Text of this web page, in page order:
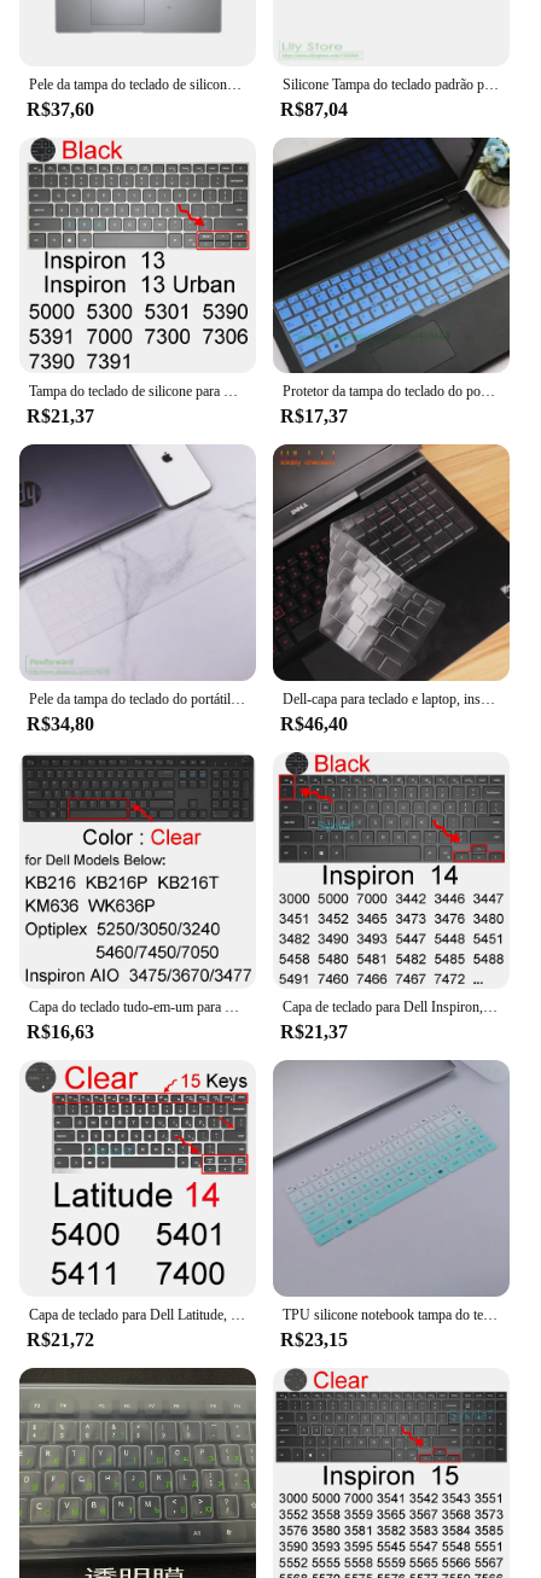
R$37,60
Silicone Tampa do teclado padrão para PC Desktop, 104-Key, USB com fio, Capa mecânica, Dell SK 8115 3205 8135 L100
R$87,04
Tampa do teclado de silicone para Dell Inspiron, AMD, capa de pele, AMD, 13, 5368, 5370, 5378, 5379, 7368, 7370, 7372, 7373, 7375, 7378, 7380, 7386
R$21,37
Protetor da tampa do teclado do portátil do silicone, precisão de Dell, 3530, 5530, 7530, 7540, 7730, 3510, E3510, E3530, E5530, E7530, E7730, 15,6"
R$17,37
Pele da tampa do teclado do portátil do silicone, Dell Inspiron 14 7420 7425 7435 7430 7415 7420 7415 5430 5410 5415 5418 5420 5425
R$34,80
Dell-capa para teclado e laptop, inspiron 15, 3567, 7567, 7577, 7559, 3000, 5000 e 17.3
R$46,40
Capa do teclado tudo-em-um para dell kb216 km636 kb216p optiplex 7050 7450 inspiron axio 3475 3670 3477
R$16,63
Capa de teclado para Dell Inspiron, Silicone Protector, Skin Case, 14, 3000, 3442, 3446, 3447, 3451, 3452, 3465, 3473, 3476, 3480, 3482, 3490, 3493
R$21,37
Capa de teclado para Dell Latitude, Silicone Skin Case, 2 em 1, Dell Latitude 14, 7400, 7404, 7410, 7414, 7420, 7424, 7430, 7480, 7490, 9420, 9410
R$21,72
TPU silicone notebook tampa do teclado do portátil, protetor de pele, apto para Dell G16 7620 2022, Dell G16 7630 2023 16"
R$23,15